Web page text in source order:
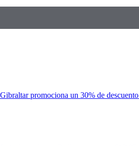
promociona un 30% de